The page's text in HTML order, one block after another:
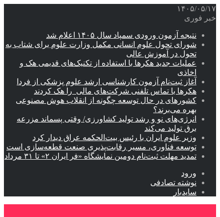
۱۴۰۵/۰۵/۱۷
خبر فوری
نتیجه آزمون ورودی سمپاد سال ۱۴۰۵ اعلام شد
شورای تحول علوم انسانی مکمل وزارت علوم برای شتاب به
تحول در آموزش عالی
عملیات جدید هکرها با استفاده از تکنیک‌های قدیمی هک و
اخاذی
آغاز ثبت‌نام‌ آزمون کارشناسی ارشد علوم پزشکی از فردا
هکرها با تماس تلفنی شرکت‌های مالی را هک کردند
کشورهای در حال توسعه چگونه از انقلاب هوش مصنوعی
بهره می‌برند؟
انرژی‌های نو و رشد تولید کشاورزی/ وقتی پسماند مزرعه‌
برق تولید می‌کند
وزیر علوم ایران با رئیس بیت‌الحکمه عراق دیدار کرد
توسعه فناوری، مسیر رقابت‌پذیری صنعت قطعه‌سازی است
تمدید مهلت ثبت‌نام دومین نمایشگاه «فر ایران ۲» تا ۳۱ مرداد
ورود
نوشته تصادفی
سایدبار